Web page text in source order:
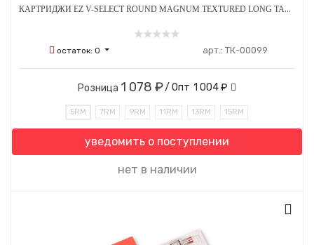
КАРТРИДЖИ EZ V-SELECT ROUND MAGNUM TEXTURED LONG TAPER 0.35 ММ 20 ШТ
остаток: 0 арт.: ТК-00099
Розница 1 078 ₽/ Опт 1 004 ₽
5RM 7RM 9RM 11RM 13RM 15RM
уведомить о поступлении
нет в наличии